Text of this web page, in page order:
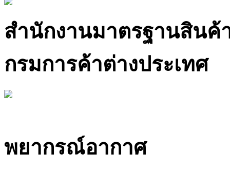
สำนักงานมาตรฐานสินค้
กรมการค้าต่างประเทศ
พยากรณ์อากาศ